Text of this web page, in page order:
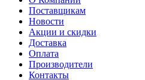
Поставщикам
Новости
Акции и скидки
Доставка
Оплата
Производители
Контакты